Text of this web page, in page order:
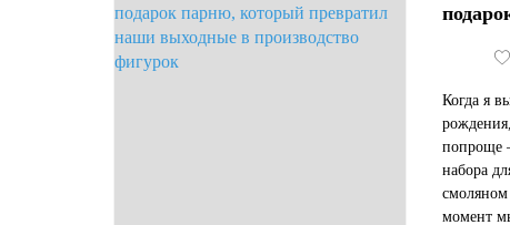
Когда я
попроще
набора
момент